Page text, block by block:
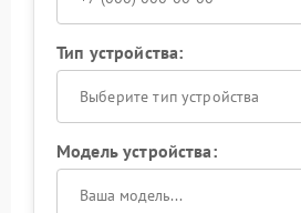
Тип устройства:
Выберите тип устройства
Модель устройства: